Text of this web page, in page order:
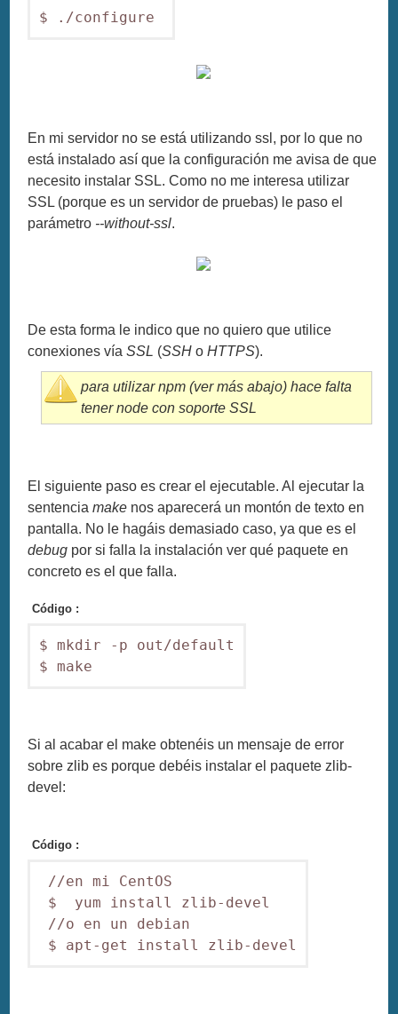
$ ./configure
En mi servidor no se está utilizando ssl, por lo que no
está instalado así que la configuración me avisa de que
necesito instalar SSL. Como no me interesa utilizar
SSL (porque es un servidor de pruebas) le paso el
parámetro --without-ssl.
De esta forma le indico que no quiero que utilice
conexiones víaSSL (SSHoHTTPS).
para utilizar npm (ver más abajo) hace falta
tener node con soporte SSL
El siguiente paso es crear el ejecutable. Al ejecutar la
sentenciamake nos aparecerá un montón de texto en
pantalla. No le hagáis demasiado caso, ya que es el
debug por si falla la instalación ver qué paquete en
concreto es el que falla.
Código :
$ mkdir -p out/default
Si al acabar el make obtenéis un mensaje de error
sobre zlib es porque debéis instalar el paquete zlib-
devel:
Código :